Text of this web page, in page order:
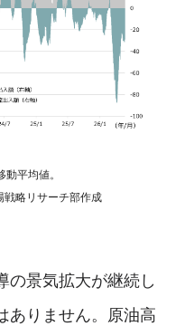
平均値。
戦略リサーチ部作成
の景気拡大が継続し
ありません。原油高